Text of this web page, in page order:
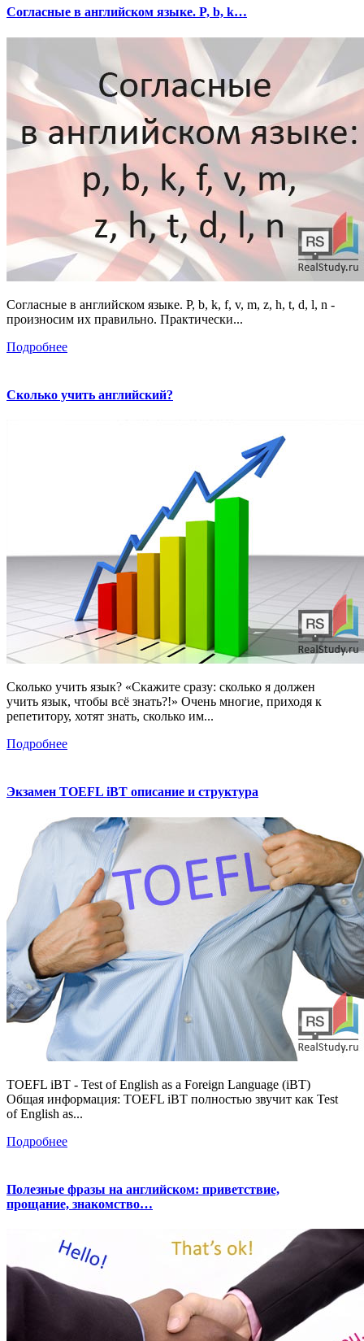
Согласные в английском языке. P, b, k…
Согласные в английском языке. P, b, k, f, v, m, z, h, t, d, l, n -
произносим их правильно. Практически...
Подробнее
Сколько учить английский?
Сколько учить язык? «Скажите сразу: сколько я должен
учить язык, чтобы всё знать?!» Очень многие, приходя к
репетитору, хотят знать, сколько им...
Подробнее
Экзамен TOEFL iBT описание и структура
TOEFL iBT - Test of English as a Foreign Language (iBT)
Общая информация: TOEFL iBT полностью звучит как Test
of English as...
Подробнее
Полезные фразы на английском: приветствие,
прощание, знакомство…